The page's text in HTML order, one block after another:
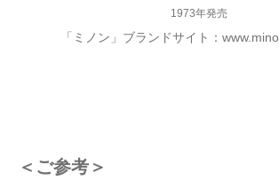
1973年発売
「ミノン」ブランドサイト：
＜ご参考＞